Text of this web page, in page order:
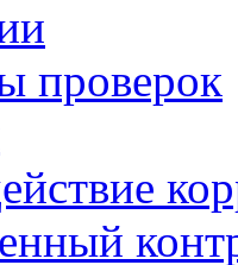
проверок